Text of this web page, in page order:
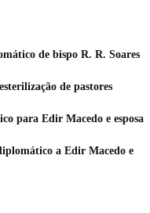
de bispo R. R. Soares
de pastores
para Edir Macedo e esposa
a Edir Macedo e